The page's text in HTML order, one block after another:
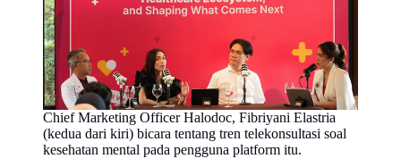
Chief Marketing Officer Halodoc, Fibriyani Elastria
(kedua dari kiri) bicara tentang tren telekonsultasi soal
kesehatan mental pada pengguna platform itu.